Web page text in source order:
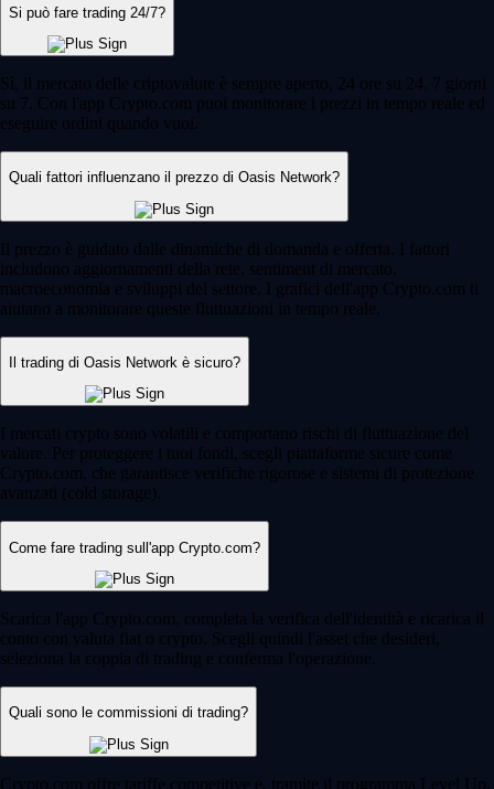
Si può fare trading 24/7?
Sì, il mercato delle criptovalute è sempre aperto, 24 ore su 24, 7 giorni
su 7. Con l'app Crypto.com puoi monitorare i prezzi in tempo reale ed
eseguire ordini quando vuoi.
Quali fattori influenzano il prezzo di Oasis Network?
Il prezzo è guidato dalle dinamiche di domanda e offerta. I fattori
includono aggiornamenti della rete, sentiment di mercato,
macroeconomia e sviluppi del settore. I grafici dell'app Crypto.com ti
aiutano a monitorare queste fluttuazioni in tempo reale.
Il trading di Oasis Network è sicuro?
I mercati crypto sono volatili e comportano rischi di fluttuazione del
valore. Per proteggere i tuoi fondi, scegli piattaforme sicure come
Crypto.com, che garantisce verifiche rigorose e sistemi di protezione
avanzati (cold storage).
Come fare trading sull'app Crypto.com?
Scarica l'app Crypto.com, completa la verifica dell'identità e ricarica il
conto con valuta fiat o crypto. Scegli quindi l'asset che desideri,
seleziona la coppia di trading e conferma l'operazione.
Quali sono le commissioni di trading?
Crypto.com offre tariffe competitive e, tramite il programma Level Up,